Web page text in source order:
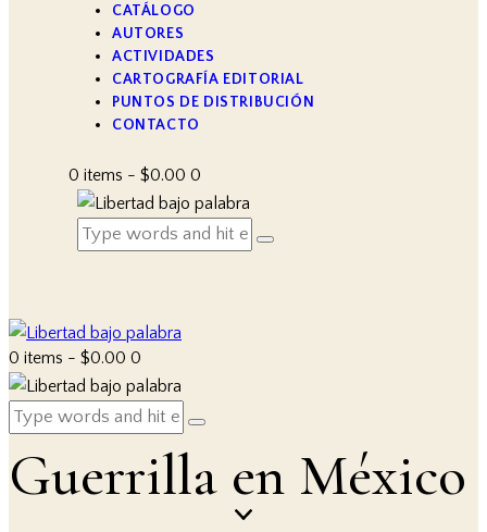
CATÁLOGO
AUTORES
ACTIVIDADES
CARTOGRAFÍA EDITORIAL
PUNTOS DE DISTRIBUCIÓN
CONTACTO
0 items - $0.00 0
0 items - $0.00 0
Guerrilla en México